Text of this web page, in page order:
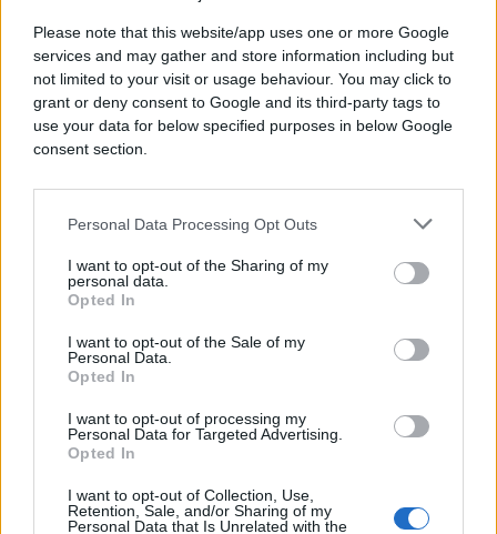
Please note that this website/app uses one or more Google
services and may gather and store information including but
not limited to your visit or usage behaviour. You may click to
grant or deny consent to Google and its third-party tags to
use your data for below specified purposes in below Google
consent section.
Personal Data Processing Opt Outs
I want to opt-out of the Sharing of my
personal data.
Opted In
I want to opt-out of the Sale of my
Personal Data.
Opted In
I want to opt-out of processing my
Personal Data for Targeted Advertising.
Opted In
I want to opt-out of Collection, Use,
Retention, Sale, and/or Sharing of my
Personal Data that Is Unrelated with the
VIJESTI
29.10.25. 08:39
Europska unija napokon zabranjuje 'ručke smrti',
evo do kada će se zadržati na tržištu
Saznaj više